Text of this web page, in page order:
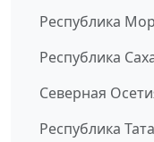
Республика
Республика
Северная
Республика